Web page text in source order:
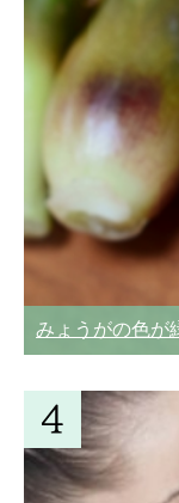
みょうがの色が